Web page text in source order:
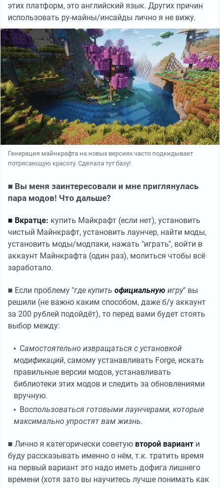
этих платформ, это английский язык. Других причин
использовать ру-майны/инсайды лично я не вижу.
Генерация майнкрафта на новых версиях часто подкидывает
потрясающую красоту. Сделала тут базу!
■ Вы меня заинтересовали и мне приглянулась
пара модов! Что дальше?
■ Вкратце: купить Майкрафт (если нет), установить
чистый Майнкрафт, установить лаунчер, найти моды,
установить моды/модпаки, нажать "играть", войти в
аккаунт Майнкрафта (один раз), молиться чтобы всё
заработало.
■ Если проблему "где купить официальную игру" вы
решили (не важно каким способом, даже б/у аккаунт
за 200 рублей подойдёт), то перед вами будет стоять
выбор между:
Самостоятельно извращаться с установкой
модификаций, самому устанавливать Forge, искать
правильные версии модов, устанавливать
библиотеки этих модов и следить за обновлениями
вручную.
Воспользоваться готовыми лаунчерами, которые
максимально упростят вам жизнь.
■ Лично я категорически советую второй вариант и
буду рассказывать именно о нём, т.к. тратить время
на первый вариант это надо иметь дофига лишнего
времени (хотя зато вы научитесь лучше понимать как